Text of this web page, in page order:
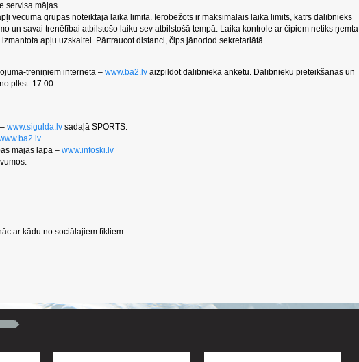
servisa mājas.
vecuma grupas noteiktajā laika limitā. Ierobežots ir maksimālais laika limits, katrs dalībnieks
un savai trenētībai atbilstošo laiku sev atbilstošā tempā. Laika kontrole ar čipiem netiks ņemta
apļu uzskaitei. Pārtraucot distanci, čips jānodod sekretariātā.
treniņiem internetā – www.ba2.lv aizpildot dalībnieka anketu. Dalībnieku pieteikšanās un
plkst. 17.00.
www.sigulda.lv sadaļā SPORTS.
mājas lapā – www.infoski.lv
ar kādu no sociālajiem tīkliem: